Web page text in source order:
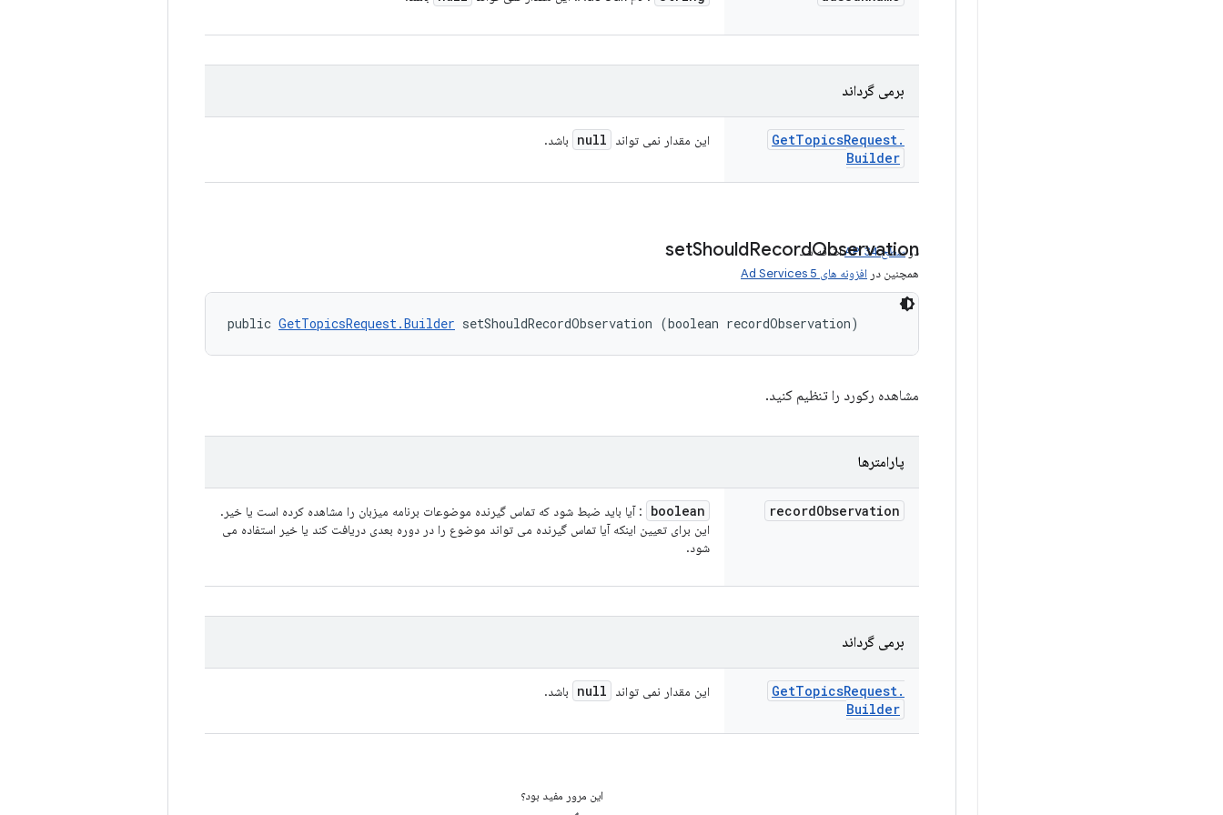
برمی گرداند
GetTopicsRequest.
Builder
این مقدار نمی تواند null باشد.
setShouldRecordObservation
درسطح API 34
اضافه شد
همچنین در افزونه های Ad Services 5
public GetTopicsRequest.Builder setShouldRecordObservation (boolean recordObservation)
مشاهده رکورد را تنظیم کنید.
پارامترها
recordObservation
boolean
: آیا باید ضبط شود که تماس گیرنده موضوعات برنامه میزبان را مشاهده کرده است یا خیر.
این برای تعیین اینکه آیا تماس گیرنده می تواند موضوع را در دوره بعدی دریافت کند یا خیر استفاده می
شود.
برمی گرداند
GetTopicsRequest.
Builder
این مقدار نمی تواند null باشد.
این مرور مفید بود؟